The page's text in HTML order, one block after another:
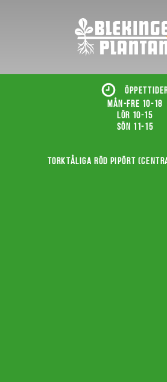
Mån-fre 10-18
Lör 10-15
Sön 11-15
Torktåliga röd pipört